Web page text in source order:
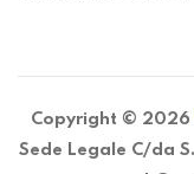
Copyright © 2026
Sede Legale C/da